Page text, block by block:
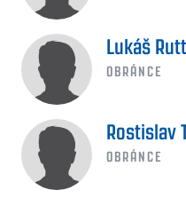
Lukáš
OBRÁNCE
Rostislav
OBRÁNCE